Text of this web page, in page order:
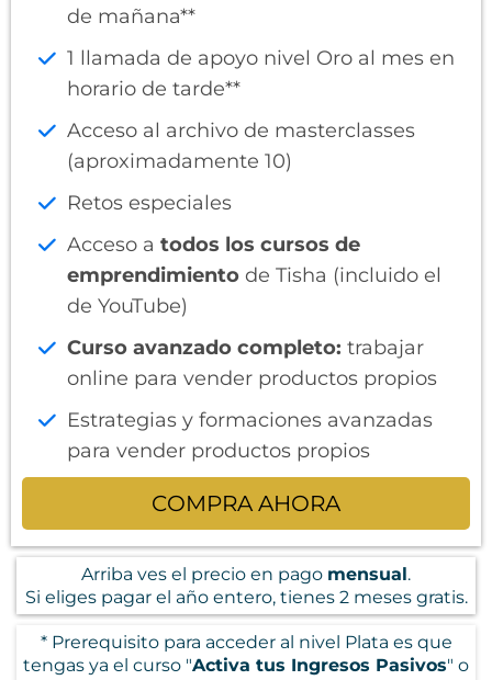
de mañana**
1 llamada de apoyo nivel Oro al mes en
horario de tarde**
Acceso al archivo de masterclasses
(aproximadamente 10)
Retos especiales
Acceso a todos los cursos de
emprendimiento de Tisha (incluido el
de YouTube)
Curso avanzado completo: trabajar
online para vender productos propios
Estrategias y formaciones avanzadas
para vender productos propios
COMPRA AHORA
Arriba ves el precio en pago mensual.
Si eliges pagar el año entero, tienes 2 meses gratis.
* Prerequisito para acceder al nivel Plata es que
tengas ya el curso "Activa tus Ingresos Pasivos" o